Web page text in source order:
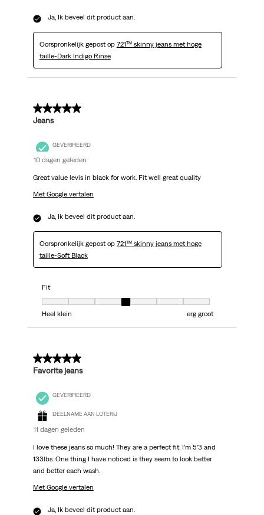
Ja, Ik beveel dit product aan.
Oorspronkelijk gepost op 721™ skinny jeans met hoge
taille-Dark Indigo Rinse
5 van 5 sterren.
Jeans
GEVERIFIEERD
10 dagen geleden
Great value levis in black for work. Fit well great quality
Met Google vertalen
Ja, Ik beveel dit product aan.
Oorspronkelijk gepost op 721™ skinny jeans met hoge
taille-Soft Black
Fit
Fit, 4 van 7, waarbij 1 gelijk is aan Heel klein en 7 gelijk is aan erg groot
Heel klein
erg groot
5 van 5 sterren.
Favorite jeans
GEVERIFIEERD
DEELNAME AAN LOTERIJ
11 dagen geleden
I love these jeans so much! They are a perfect fit. I’m 5’3 and
133lbs. One thing I have noticed is they seem to look better
and better each wash.
Met Google vertalen
Ja, Ik beveel dit product aan.